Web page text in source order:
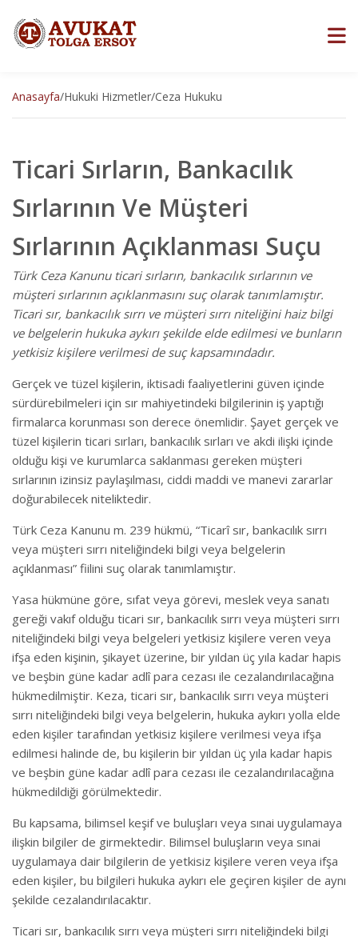
Anasayfa/Hukuki Hizmetler/Ceza Hukuku
Ticari Sırların, Bankacılık
Sırlarının Ve Müşteri
Sırlarının Açıklanması Suçu
Türk Ceza Kanunu ticari sırların, bankacılık sırlarının ve
müşteri sırlarının açıklanmasını suç olarak tanımlamıştır.
Ticari sır, bankacılık sırrı ve müşteri sırrı niteliğini haiz bilgi
ve belgelerin hukuka aykırı şekilde elde edilmesi ve bunların
yetkisiz kişilere verilmesi de suç kapsamındadır.
Gerçek ve tüzel kişilerin, iktisadi faaliyetlerini güven içinde
sürdürebilmeleri için sır mahiyetindeki bilgilerinin iş yaptığı
firmalarca korunması son derece önemlidir. Şayet gerçek ve
tüzel kişilerin ticari sırları, bankacılık sırları ve akdi ilişki içinde
olduğu kişi ve kurumlarca saklanması gereken müşteri
sırlarının izinsiz paylaşılması, ciddi maddi ve manevi zararlar
doğurabilecek niteliktedir.
Türk Ceza Kanunu m. 239 hükmü, “Ticarî sır, bankacılık sırrı
veya müşteri sırrı niteliğindeki bilgi veya belgelerin
açıklanması” fiilini suç olarak tanımlamıştır.
Yasa hükmüne göre, sıfat veya görevi, meslek veya sanatı
gereği vakıf olduğu ticari sır, bankacılık sırrı veya müşteri sırrı
niteliğindeki bilgi veya belgeleri yetkisiz kişilere veren veya
ifşa eden kişinin, şikayet üzerine, bir yıldan üç yıla kadar hapis
ve beşbin güne kadar adlî para cezası ile cezalandırılacağına
hükmedilmiştir. Keza, ticari sır, bankacılık sırrı veya müşteri
sırrı niteliğindeki bilgi veya belgelerin, hukuka aykırı yolla elde
eden kişiler tarafından yetkisiz kişilere verilmesi veya ifşa
edilmesi halinde de, bu kişilerin bir yıldan üç yıla kadar hapis
ve beşbin güne kadar adlî para cezası ile cezalandırılacağına
hükmedildiği görülmektedir.
Bu kapsama, bilimsel keşif ve buluşları veya sınai uygulamaya
ilişkin bilgiler de girmektedir. Bilimsel buluşların veya sınai
uygulamaya dair bilgilerin de yetkisiz kişilere veren veya ifşa
eden kişiler, bu bilgileri hukuka aykırı ele geçiren kişiler de aynı
şekilde cezalandırılacaktır.
Ticari sır, bankacılık sırrı veya müşteri sırrı niteliğindeki bilgi